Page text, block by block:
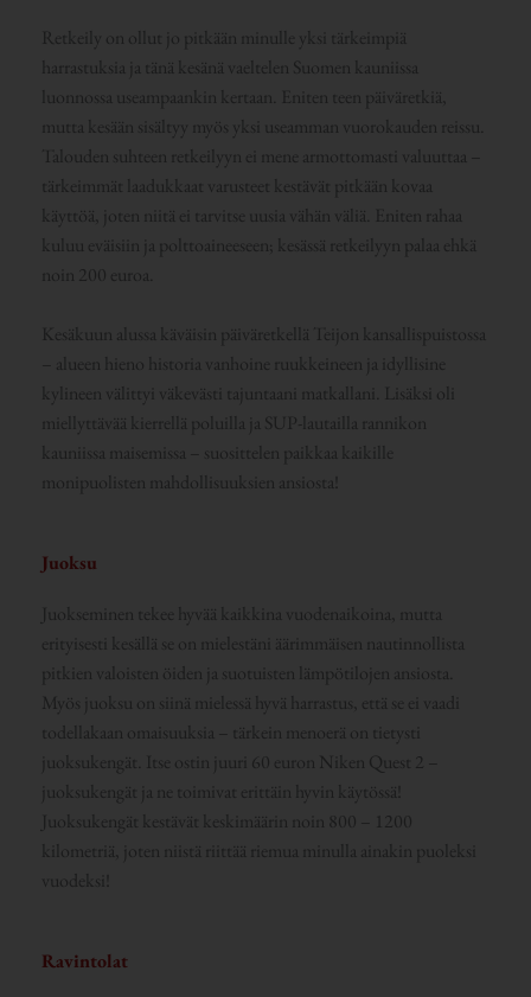
Retkeily on ollut jo pitkään minulle yksi tärkeimpiä
harrastuksia ja tänä kesänä vaeltelen Suomen kauniissa
luonnossa useampaankin kertaan. Eniten teen päiväretkiä,
mutta kesään sisältyy myös yksi useamman vuorokauden reissu.
Talouden suhteen retkeilyyn ei mene armottomasti valuuttaa –
tärkeimmät laadukkaat varusteet kestävät pitkään kovaa
käyttöä, joten niitä ei tarvitse uusia vähän väliä. Eniten rahaa
kuluu eväisiin ja polttoaineeseen; kesässä retkeilyyn palaa ehkä
noin 200 euroa.
Kesäkuun alussa käväisin päiväretkellä Teijon kansallispuistossa
– alueen hieno historia vanhoine ruukkeineen ja idyllisine
kylineen välittyi väkevästi tajuntaani matkallani. Lisäksi oli
miellyttävää kierrellä poluilla ja SUP-lautailla rannikon
kauniissa maisemissa – suosittelen paikkaa kaikille
monipuolisten mahdollisuuksien ansiosta!
Juoksu
Juokseminen tekee hyvää kaikkina vuodenaikoina, mutta
erityisesti kesällä se on mielestäni äärimmäisen nautinnollista
pitkien valoisten öiden ja suotuisten lämpötilojen ansiosta.
Myös juoksu on siinä mielessä hyvä harrastus, että se ei vaadi
todellakaan omaisuuksia – tärkein menoerä on tietysti
juoksukengät. Itse ostin juuri 60 euron Niken Quest 2 –
juoksukengät ja ne toimivat erittäin hyvin käytössä!
Juoksukengät kestävät keskimäärin noin 800 – 1200
kilometriä, joten niistä riittää riemua minulla ainakin puoleksi
vuodeksi!
Ravintolat